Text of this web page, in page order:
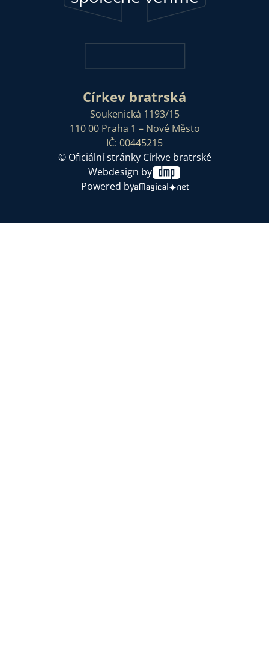
Církev bratrská
Soukenická 1193/15
110 00 Praha 1 – Nové Město
IČ: 00445215
© Oficiální stránky Církve bratrské
Webdesign by
Powered by